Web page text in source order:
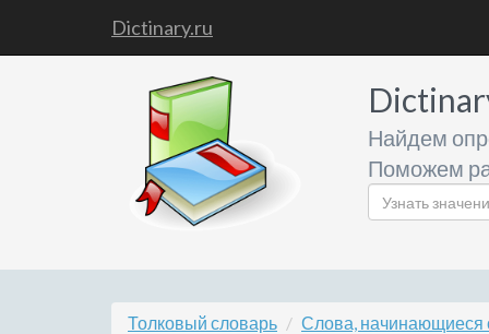
Dictinary.ru
Найдем
Поможем
Толковый словарь Слова, начинающиеся